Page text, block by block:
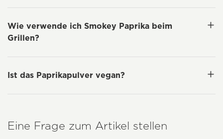
Wie verwende ich Smokey Paprika beim
Grillen?
Ist das Paprikapulver vegan?
Eine Frage zum Artikel stellen